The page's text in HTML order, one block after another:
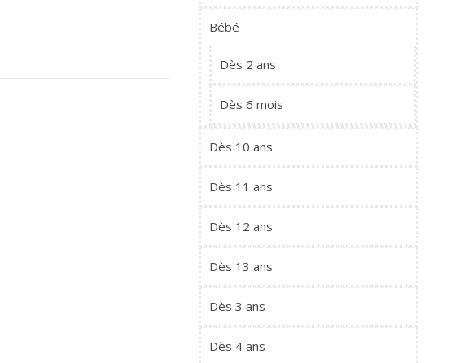
Bébé
Dès 2 ans
Dès 6 mois
Dès 10 ans
Dès 11 ans
Dès 12 ans
Dès 13 ans
Dès 3 ans
Dès 4 ans